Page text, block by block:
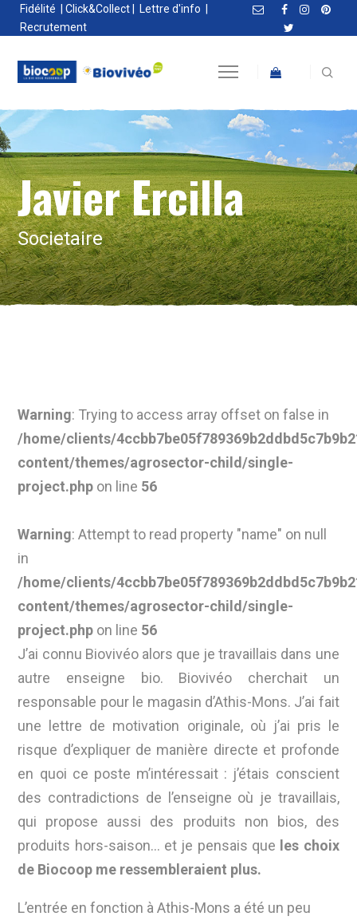
Fidélité |Click&Collect Lettre d'info
Recrutement
Javier Ercilla
Societaire
Warning: Trying to access array offset on false in
/home/clients/
content/themes/agrosector-child/single-
project.php on line 56
Warning: Attempt to read property "name" on null
in
/home/clients/
content/themes/agrosector-child/single-
project.php on line 56
J’ai connu Biovivéo alors que je travaillais dans une
autre enseigne bio. Biovivéo cherchait un
responsable pour le magasin d’Athis-Mons. J’ai fait
une lettre de motivation originale, où j’ai pris le
risque d’expliquer de manière directe et profonde
en quoi ce poste m’intéressait : j’étais conscient
des contradictions de l’enseigne où je travaillais,
qui propose aussi des produits non bios, des
produits hors-saison… et je pensais que les choix
de Biocoop me ressembleraient plus.
L’entrée en fonction à Athis-Mons a été un peu